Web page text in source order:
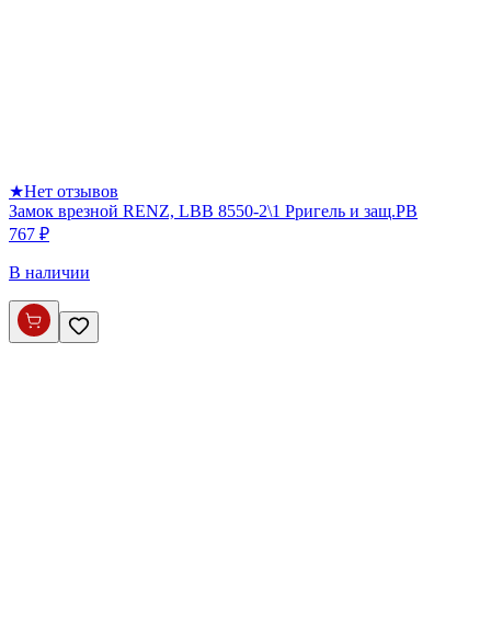
★Нет отзывов
Замок врезной RENZ, LBB 8550-2\1 Pригель и защ.PB
767 ₽
В наличии